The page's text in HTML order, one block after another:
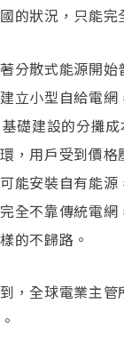
的狀況，只能完
分散式能源開始
立小型自給電網
礎建設的分攤
，用戶受到價
能安裝自有能
全不靠傳統電網
的不歸路。
，全球電業主